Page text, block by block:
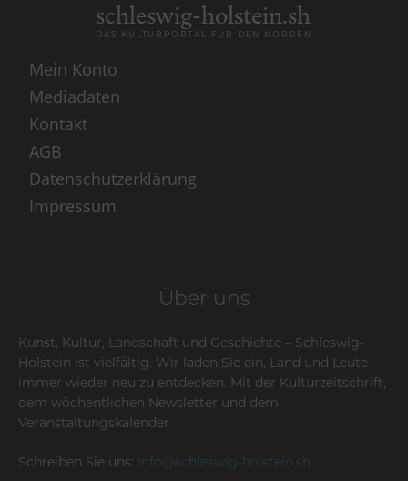
schleswig-holstein.sh
DAS KULTURPORTAL FÜR DEN NORDEN
Mein Konto
Mediadaten
Kontakt
AGB
Datenschutzerklärung
Impressum
Über uns
Kunst, Kultur, Landschaft und Geschichte – Schleswig-
Holstein ist vielfältig. Wir laden Sie ein, Land und Leute
immer wieder neu zu entdecken. Mit der Kulturzeitschrift,
dem wöchentlichen Newsletter und dem
Veranstaltungskalender.
Schreiben Sie uns: info@schleswig-holstein.sh